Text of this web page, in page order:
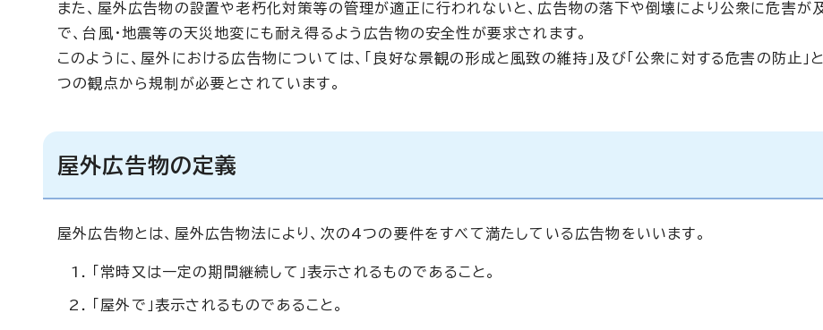
また、屋外広告物の設置や老朽化対策等の管理が適正に行われないと、広告物の落下や倒壊により公衆に危害が
で、台風・地震等の天災地変にも耐え得るよう広告物の安全性が要求されます。
このように、屋外における広告物については、「良好な景観の形成と風致の維持」及び「公衆に対する危害の防止」
つの観点から規制が必要とされています。
屋外広告物の定義
屋外広告物とは、屋外広告物法により、次の4つの要件をすべて満たしている広告物をいいます。
「常時又は一定の期間継続して」表示されるものであること。
「屋外で」表示されるものであること。